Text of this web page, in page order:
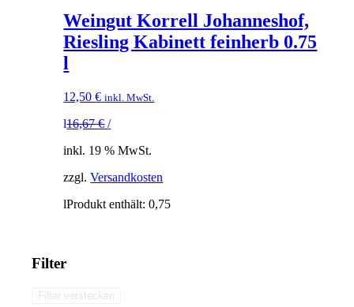
Weingut Korrell Johanneshof,
Riesling Kabinett feinherb 0.75
l
12,50€ inkl. MwSt.
16,67€ /
l
inkl. 19 % MwSt.
zzgl.Versandkosten
Produkt enthält: 0,75
l
Filter